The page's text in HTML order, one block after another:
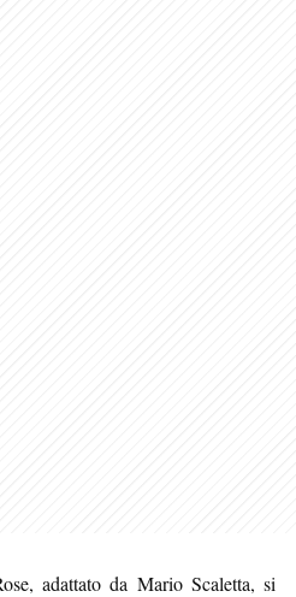
adattato da Mario Scaletta, si